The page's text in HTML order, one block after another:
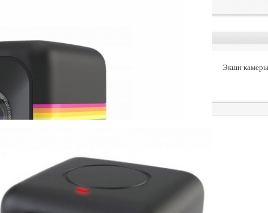
Моментальные камеры и принтеры Экшн